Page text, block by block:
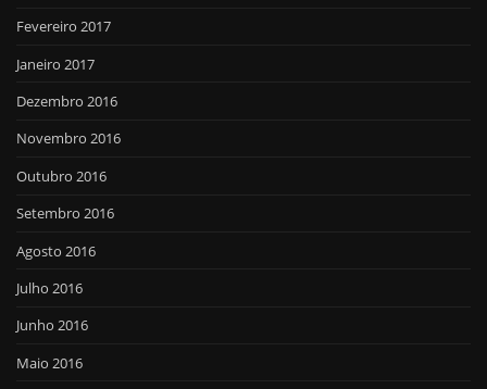
Fevereiro 2017
Janeiro 2017
Dezembro 2016
Novembro 2016
Outubro 2016
Setembro 2016
Agosto 2016
Julho 2016
Junho 2016
Maio 2016